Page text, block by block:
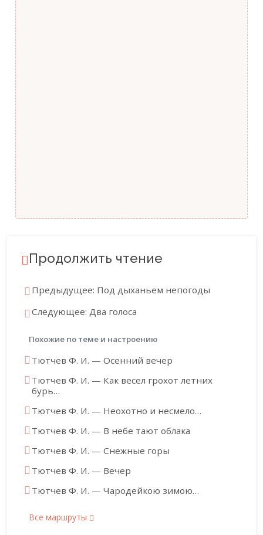
Продолжить чтение
Предыдущее: Под дыханьем непогоды
Следующее: Два голоса
Похожие по теме и настроению
Тютчев Ф. И. — Осенний вечер
Тютчев Ф. И. — Как весел грохот летних
бурь…
Тютчев Ф. И. — Неохотно и несмело…
Тютчев Ф. И. — В небе тают облака
Тютчев Ф. И. — Снежные горы
Тютчев Ф. И. — Вечер
Тютчев Ф. И. — Чародейкою зимою…
Все маршруты